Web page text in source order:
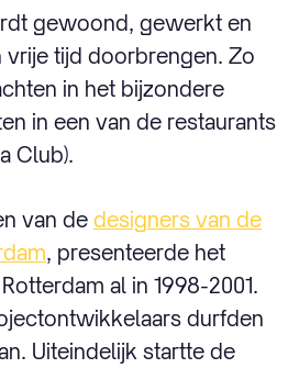
gewoond, gewerkt en
vrije tijd doorbrengen. Zo
in het bijzondere
in een van de restaurants
Club).
van de designers van de
, presenteerde het
al in 1998-2001.
durfden
Uiteindelijk startte de